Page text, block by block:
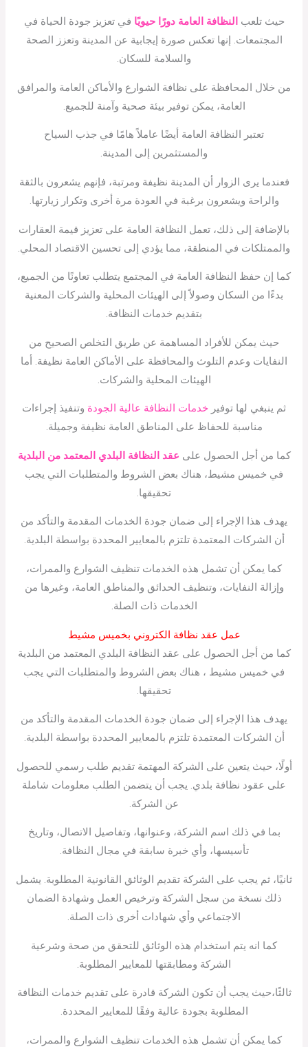
حيث تلعب النظافة العامة دورًا حيويًا في تعزيز جودة الحياة في
المجتمعات. إنها تعكس صورة إيجابية عن المدينة وتعزز الصحة
والسلامة للسكان.
من خلال المحافظة على نظافة الشوارع والأماكن العامة والمرافق
العامة، يمكن توفير بيئة صحية وآمنة للجميع.
تعتبر النظافة العامة أيضًا عاملاً هامًا في جذب السياح
والمستثمرين إلى المدينة.
فعندما يرى الزوار أن المدينة نظيفة ومرتبة، فإنهم يشعرون بالثقة
والراحة ويشعرون برغبة في العودة مرة أخرى وتكرار زيارتها.
بالإضافة إلى ذلك، تعمل النظافة العامة على تعزيز قيمة العقارات
والممتلكات في المنطقة، مما يؤدي إلى تحسين الاقتصاد المحلي.
كما إن حفظ النظافة العامة في المجتمع يتطلب تعاونًا من الجميع،
بدءًا من السكان وصولاً إلى الهيئات المحلية والشركات المعنية
بتقديم خدمات النظافة.
حيث يمكن للأفراد المساهمة عن طريق التخلص الصحيح من
النفايات وعدم التلوث والمحافظة على الأماكن العامة نظيفة. أما
الهيئات المحلية والشركات.
ثم ينبغي لها توفير خدمات النظافة عالية الجودة وتنفيذ إجراءات
مناسبة للحفاظ على المناطق العامة نظيفة وجميلة.
كما من أجل الحصول على عقد النظافة البلدي المعتمد من البلدية
في خميس مشيط، هناك بعض الشروط والمتطلبات التي يجب
تحقيقها.
يهدف هذا الإجراء إلى ضمان جودة الخدمات المقدمة والتأكد من
أن الشركات المعتمدة تلتزم بالمعايير المحددة بواسطة البلدية.
كما يمكن أن تشمل هذه الخدمات تنظيف الشوارع والممرات،
وإزالة النفايات، وتنظيف الحدائق والمناطق العامة، وغيرها من
الخدمات ذات الصلة.
عمل عقد نظافة الكتروني بخميس مشيط
كما من أجل الحصول على عقد النظافة البلدي المعتمد من البلدية
في خميس مشيط ، هناك بعض الشروط والمتطلبات التي يجب
تحقيقها.
يهدف هذا الإجراء إلى ضمان جودة الخدمات المقدمة والتأكد من
أن الشركات المعتمدة تلتزم بالمعايير المحددة بواسطة البلدية.
أولًا، حيث يتعين على الشركة المهتمة تقديم طلب رسمي للحصول
على عقود نظافة بلدي. يجب أن يتضمن الطلب معلومات شاملة
عن الشركة.
بما في ذلك اسم الشركة، وعنوانها، وتفاصيل الاتصال، وتاريخ
تأسيسها، وأي خبرة سابقة في مجال النظافة.
ثانيًا، ثم يجب على الشركة تقديم الوثائق القانونية المطلوبة. يشمل
ذلك نسخة من سجل الشركة وترخيص العمل وشهادة الضمان
الاجتماعي وأي شهادات أخرى ذات الصلة.
كما انه يتم استخدام هذه الوثائق للتحقق من صحة وشرعية
الشركة ومطابقتها للمعايير المطلوبة.
ثالثًا،حيث يجب أن تكون الشركة قادرة على تقديم خدمات النظافة
المطلوبة بجودة عالية وفقًا للمعايير المحددة.
كما يمكن أن تشمل هذه الخدمات تنظيف الشوارع والممرات،